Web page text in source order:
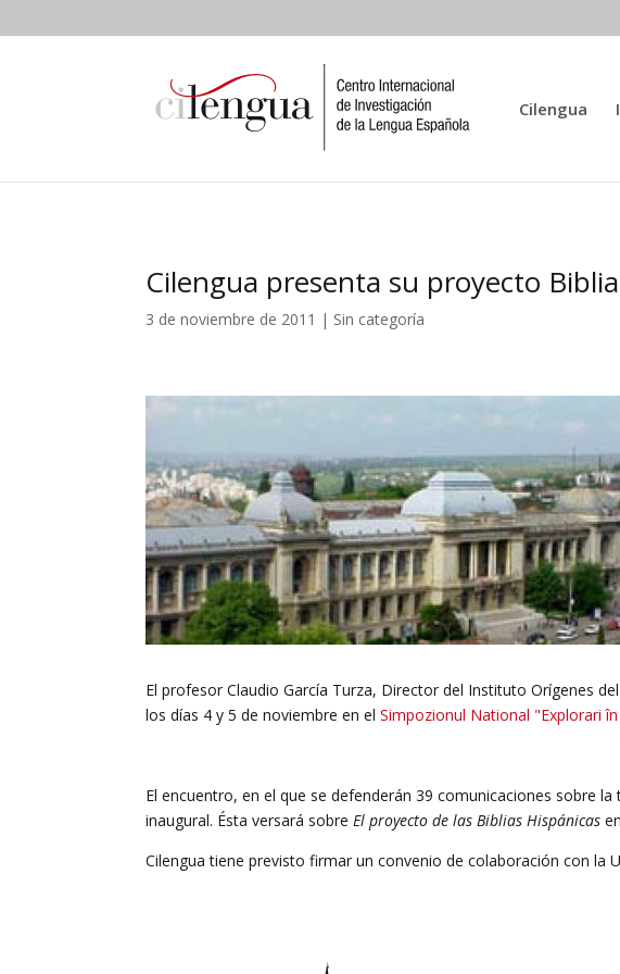
Cilengua
Cilengua presenta su proyecto
3 de noviembre de 2011 | Sin categoría
El profesor Claudio García Turza, Director del Instituto Orígenes
los días 4 y 5 de noviembre en elSimpozionul National "Explorari
El encuentro, en el que se defenderán 39 comunicaciones sobre
inaugural. Ésta versará sobreEl proyecto de las Biblias Hispánicas
Cilengua tiene previsto firmar un convenio de colaboración con la